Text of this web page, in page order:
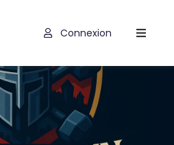
Connexion